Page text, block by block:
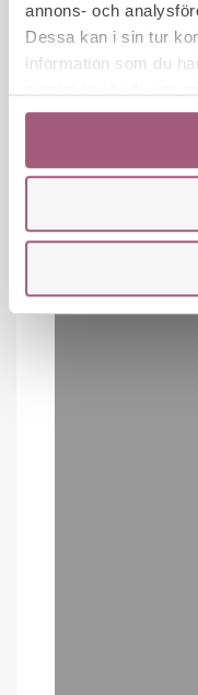
annons- och
Dessa kan i sin tur
information som du